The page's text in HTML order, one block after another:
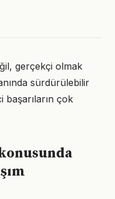
gerçekçi olmak
sürdürülebilir
başarıların çok